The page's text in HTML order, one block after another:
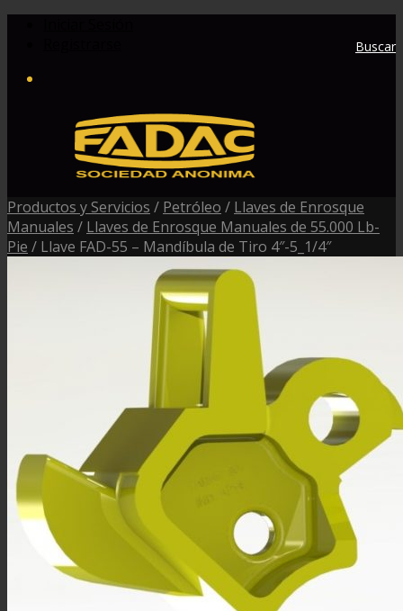
Buscar
Productos y Servicios / Petróleo / Llaves de Enrosque
Manuales / Llaves de Enrosque Manuales de 55.000 Lb-
Pie / Llave FAD-55 – Mandíbula de Tiro 4″-5_1/4″